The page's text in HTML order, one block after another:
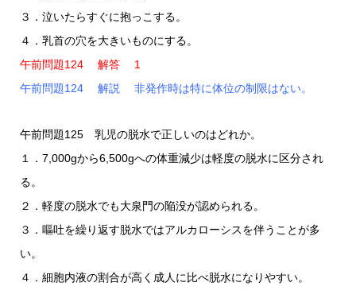
３．泣いたらすぐに抱っこする。
４．乳首の穴を大きいものにする。
午前問題124 解答 1
午前問題124 解説 非発作時は特に体位の制限はない。
午前問題125 乳児の脱水で正しいのはどれか。
１．7,000gから6,500gへの体重減少は軽度の脱水に区分され
る。
２．軽度の脱水でも大泉門の陥没が認められる。
３．嘔吐を繰り返す脱水ではアルカローシスを伴うことが多
い。
４．細胞内液の割合が高く成人に比べ脱水になりやすい。